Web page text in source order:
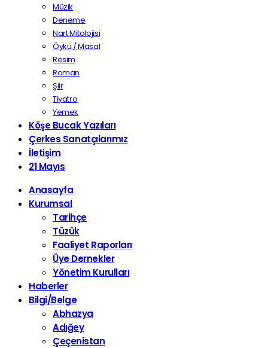
Müzik
Deneme
Nart Mitolojisi
Öykü / Masal
Resim
Roman
Şiir
Tiyatro
Yemek
Köşe Bucak Yazıları
Çerkes Sanatçılarımız
İletişim
21 Mayıs
Anasayfa
Kurumsal
Tarihçe
Tüzük
Faaliyet Raporları
Üye Dernekler
Yönetim Kurulları
Haberler
Bilgi/Belge
Abhazya
Adığey
Çeçenistan